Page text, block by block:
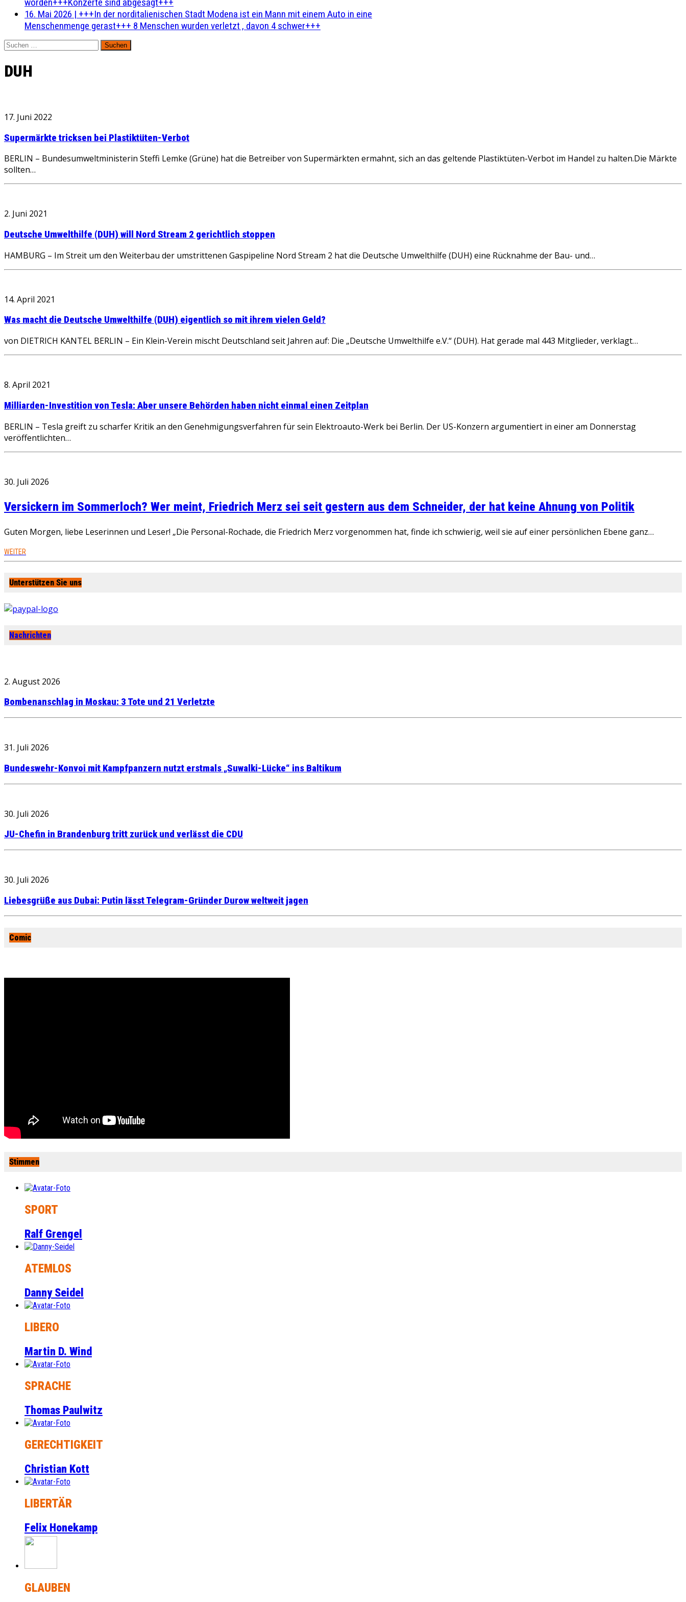
16. Mai 2026 | +++In der norditalienischen Stadt Modena ist ein Mann mit einem Auto in eine
Menschenmenge gerast+++ 8 Menschen wurden verletzt , davon 4 schwer+++
Suchen
nach:
DUH
17. Juni 2022
Supermärkte tricksen bei Plastiktüten-Verbot
BERLIN – Bundesumweltministerin Steffi Lemke (Grüne) hat die Betreiber von Supermärkten ermahnt, sich an das geltende Plastiktüten-Verbot im Handel zu halten.Die Märkte
sollten…
2. Juni 2021
Deutsche Umwelthilfe (DUH) will Nord Stream 2 gerichtlich stoppen
HAMBURG – Im Streit um den Weiterbau der umstrittenen Gaspipeline Nord Stream 2 hat die Deutsche Umwelthilfe (DUH) eine Rücknahme der Bau- und…
14. April 2021
Was macht die Deutsche Umwelthilfe (DUH) eigentlich so mit ihrem vielen Geld?
von DIETRICH KANTEL BERLIN – Ein Klein-Verein mischt Deutschland seit Jahren auf: Die „Deutsche Umwelthilfe e.V.“ (DUH). Hat gerade mal 443 Mitglieder, verklagt…
8. April 2021
Milliarden-Investition von Tesla: Aber unsere Behörden haben nicht einmal einen Zeitplan
BERLIN – Tesla greift zu scharfer Kritik an den Genehmigungsverfahren für sein Elektroauto-Werk bei Berlin. Der US-Konzern argumentiert in einer am Donnerstag
veröffentlichten…
30. Juli 2026
Versickern im Sommerloch? Wer meint, Friedrich Merz sei seit gestern aus dem Schneider, der hat keine Ahnung von Politik
Guten Morgen, liebe Leserinnen und Leser! „Die Personal-Rochade, die Friedrich Merz vorgenommen hat, finde ich schwierig, weil sie auf einer persönlichen Ebene ganz…
WEITER
Unterstützen Sie uns
Nachrichten
2. August 2026
Bombenanschlag in Moskau: 3 Tote und 21 Verletzte
31. Juli 2026
Bundeswehr-Konvoi mit Kampfpanzern nutzt erstmals „Suwalki-Lücke“ ins Baltikum
30. Juli 2026
JU-Chefin in Brandenburg tritt zurück und verlässt die CDU
30. Juli 2026
Liebesgrüße aus Dubai: Putin lässt Telegram-Gründer Durow weltweit jagen
Comic
Stimmen
SPORT
Ralf Grengel
ATEMLOS
Danny Seidel
LIBERO
Martin D. Wind
SPRACHE
Thomas Paulwitz
GERECHTIGKEIT
Christian Kott
LIBERTÄR
Felix Honekamp
GLAUBEN